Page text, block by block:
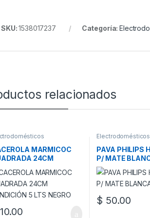
SKU:1538017237 Categoría:
relacionados
MARMICOC
24CM
5 LTS NEGRO
10.00
Electrodomésticos
PAVA PHILIPS
P/ MATE
$ 50.00